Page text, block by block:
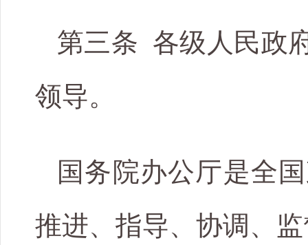
第三条 各级人民政
领导。
国务院办公厅是全
推进、指导、协调、